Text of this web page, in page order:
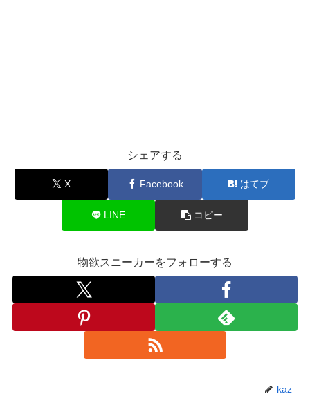
シェアする
X Facebook はてブ
LINE コピー
物欲スニーカーをフォローする
kaz